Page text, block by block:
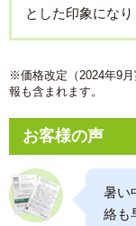
とした印象になり
※価格改定（2024年9
報も含まれます。
お客様の声
暑い
絡も